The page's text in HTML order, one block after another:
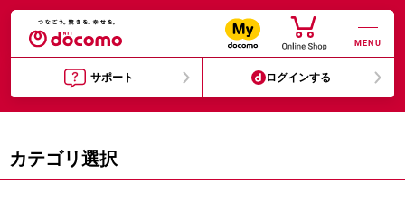
MENU
サポート ログインする
カテゴリ選択